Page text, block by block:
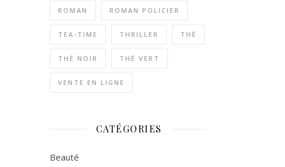
ROMAN ROMAN POLICIER
TEA-TIME THRILLER THÉ
THÉ NOIR THÉ VERT
VENTE EN LIGNE
CATÉGORIES
Beauté